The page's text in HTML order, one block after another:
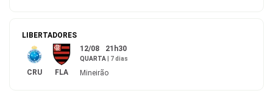
LIBERTADORES
CRU FLA
12/08 21h30
QUARTA 7 dias
Mineirão